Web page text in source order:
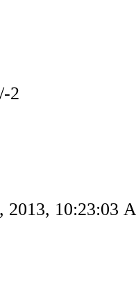
2
10:23:03